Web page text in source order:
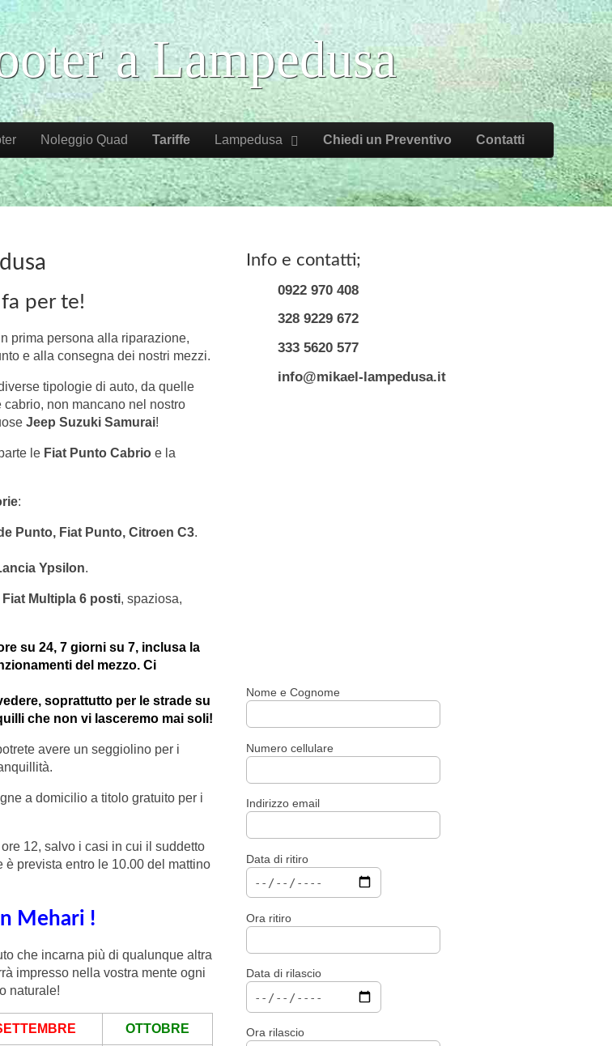
a Lampedusa
Noleggio Quad Tariffe Lampedusa Chiedi un Preventivo Contatti
per te!
prima persona alla riparazione,
e alla consegna dei nostri mezzi.
tipologie di auto, da quelle
cabrio, non mancano nel nostro
Jeep Suzuki Samurai!
le Fiat Punto Cabrio e la
:
Punto, Fiat Punto, Citroen C3.
Ypsilon.
Fiat Multipla 6 posti, spaziosa,
su 24, 7 giorni su 7, inclusa la
del mezzo. Ci
soprattutto per le strade su
che non vi lasceremo mai soli!
avere un seggiolino per i
a domicilio a titolo gratuito per i
12, salvo i casi in cui il suddetto
prevista entro le 10.00 del mattino
Mehari !
che incarna più di qualunque altra
impresso nella vostra mente ogni
naturale!
OTTOBRE
Info e contatti;
0922 970 408
328 9229 672
333 5620 577
info@mikael-lampedusa.it
Nome e Cognome
Numero cellulare
Indirizzo email
Data di ritiro
Ora ritiro
Data di rilascio
Ora rilascio